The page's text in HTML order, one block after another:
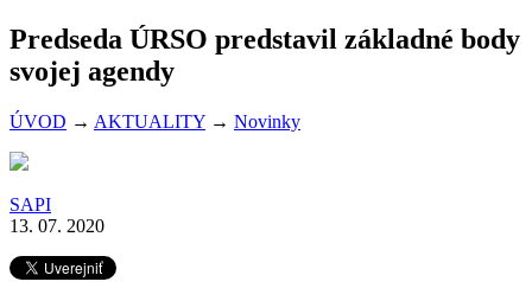
Predseda ÚRSO predstavil základné body
svojej agendy
ÚVOD → AKTUALITY → Novinky
SAPI
13. 07. 2020